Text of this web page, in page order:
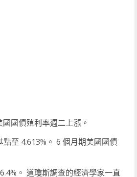
國債殖利率週二上漲。
至 4.613%。 6 個月期美國國債
。 道瓊斯調查的經濟學家一直